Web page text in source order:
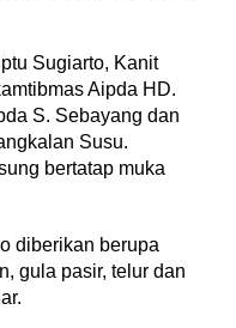
Sugiarto, Kanit
Aipda HD.
S. Sebayang dan
Susu.
bertatap muka
diberikan berupa
gula pasir, telur dan